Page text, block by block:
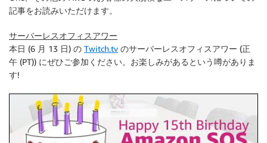
記事をお読みいただけます。
サーバーレスオフィスアワー
本日 (6 月 13 日) の Twitch.tv のサーバーレスオフィスアワー (正
午 (PT)) にぜひご参加ください。お楽しみがあるという噂がありま
す!